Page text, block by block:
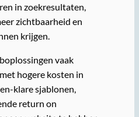
in zoekresultaten,
zichtbaarheid en
krijgen.
vaak
hogere kosten in
klare sjablonen,
return on